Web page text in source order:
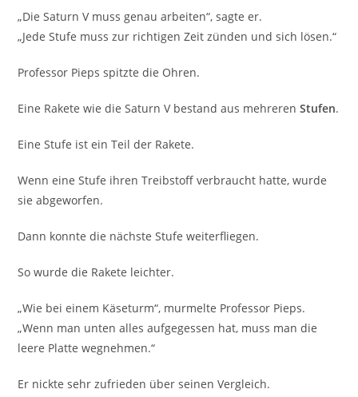
„Die Saturn V muss genau arbeiten“, sagte er.
„Jede Stufe muss zur richtigen Zeit zünden und sich lösen.“
Professor Pieps spitzte die Ohren.
Eine Rakete wie die Saturn V bestand aus mehrerenStufen.
Eine Stufe ist ein Teil der Rakete.
Wenn eine Stufe ihren Treibstoff verbraucht hatte, wurde
sie abgeworfen.
Dann konnte die nächste Stufe weiterfliegen.
So wurde die Rakete leichter.
„Wie bei einem Käseturm“, murmelte Professor Pieps.
„Wenn man unten alles aufgegessen hat, muss man die
leere Platte wegnehmen.“
Er nickte sehr zufrieden über seinen Vergleich.